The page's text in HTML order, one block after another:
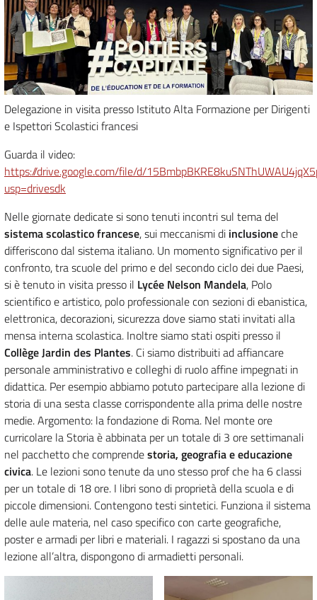
Delegazione in visita presso Istituto Alta Formazione per Dirigenti
e Ispettori Scolastici francesi
Guarda il video:
https://drive.google.com/file/d/
usp=drivesdk
Nelle giornate dedicate si sono tenuti incontri sul tema del
sistema scolastico francese, sui meccanismi di inclusioneche
differiscono dal sistema italiano. Un momento significativo per il
confronto, tra scuole del primo e del secondo ciclo dei due Paesi,
si è tenuto in visita presso il Lycée Nelson Mandela, Polo
scientifico e artistico, polo professionale con sezioni di ebanistica,
elettronica, decorazioni, sicurezza dove siamo stati invitati alla
mensa interna scolastica. Inoltre siamo stati ospiti presso il
Collège Jardin des Plantes. Ci siamo distribuiti ad affiancare
personale amministrativo e colleghi di ruolo affine impegnati in
didattica. Per esempio abbiamo potuto partecipare alla lezione di
storia di una sesta classe corrispondente alla prima delle nostre
medie. Argomento: la fondazione di Roma. Nel monte ore
curricolare la Storia è abbinata per un totale di 3 ore settimanali
nel pacchetto che comprendestoria, geografia e educazione
civica. Le lezioni sono tenute da uno stesso prof che ha 6 classi
per un totale di 18 ore. I libri sono di proprietà della scuola e di
piccole dimensioni. Contengono testi sintetici. Funziona il sistema
delle aule materia, nel caso specifico con carte geografiche,
poster e armadi per libri e materiali. I ragazzi si spostano da una
lezione all’altra, dispongono di armadietti personali.